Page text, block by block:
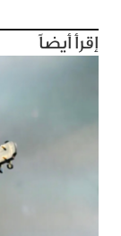
إقرأ أيضاً